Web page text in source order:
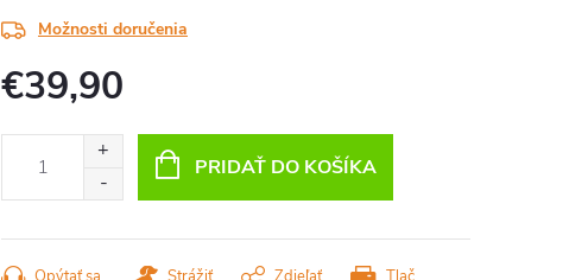
Možnosti doručenia
€39,90
PRIDAŤ DO KOŠÍKA